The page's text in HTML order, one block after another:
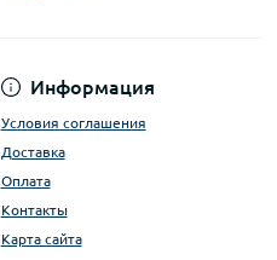
Информация
Условия соглашения
Доставка
Оплата
Контакты
Карта сайта